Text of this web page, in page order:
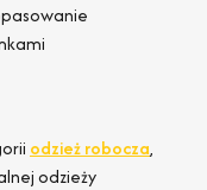
odzież robocza,
odzieży